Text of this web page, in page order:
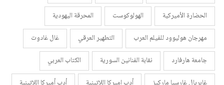
الحضارة الأميركية
الهولوكوست
المحرقة اليهودية
مهرجان هوليوود للفيلم العرب
التطهير العرقي
غال غادوت
جامعة هارفارد
نقابة الفنانين السورية
الكتاب العربي